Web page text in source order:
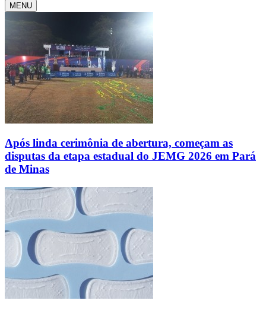
MENU
Após linda cerimônia de abertura, começam as
disputas da etapa estadual do JEMG 2026 em Pará
de Minas